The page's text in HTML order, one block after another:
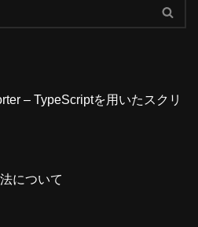
– TypeScriptを用いたスクリ
について